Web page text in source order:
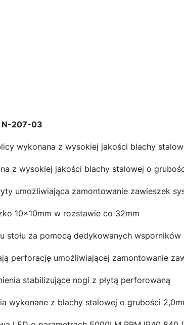
N-207-03
wykonana z wysokiej jakości blachy
z wysokiej jakości blachy stalowej o
umożliwiająca zamontowanie zawieszek
10x10mm w rozstawie co 32mm
stołu za pomocą dedykowanych wsporników
perforację umożliwiającej zamontowanie
stabilizujące nogi z płytą perforowaną
wykonane z blachy stalowej o grubości